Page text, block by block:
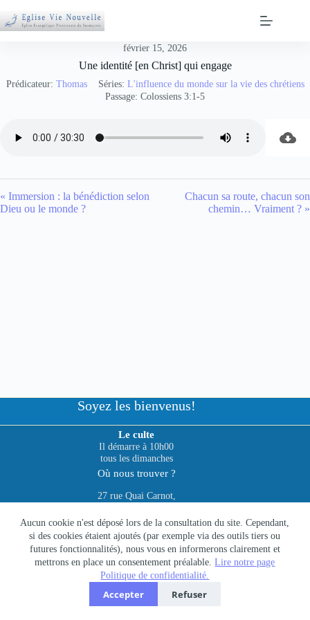
contenu
Aucun cookie n'est déposé lors de la consultation du site. Cependant,
si des cookies étaient ajoutés (par exemple via des outils tiers ou
futures fonctionnalités), nous vous en informerons clairement et
mettrons en place un consentement préalable.Lire notre page
Politique de confidentialité.
Accepter Refuser
février 15, 2026
Une identité [en Christ] qui engage
Prédicateur: Thomas Séries: L'influence du monde sur la vie des chrétiens
Passage: Colossiens 3:1-5
« Immersion : la bénédiction selon
Dieu ou le monde ?
Chacun sa route, chacun son
chemin… Vraiment ? »
Soyez les bienvenus!
Le culte
Il démarre à 10h00
tous les dimanches
Où nous trouver ?
27 rue Quai Carnot,
Vie Nouvelle Saumur
Nos services
Qui sommes-nous
Prédications
Contact
Mentions légales-Politique de confidentialités